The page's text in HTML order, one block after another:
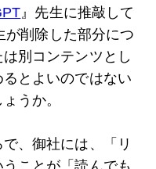
』先生に推敲して
が削除した部分につ
別コンテンツとし
とよいのではない
うか。
、御社には、「リ
ことが「読んでも